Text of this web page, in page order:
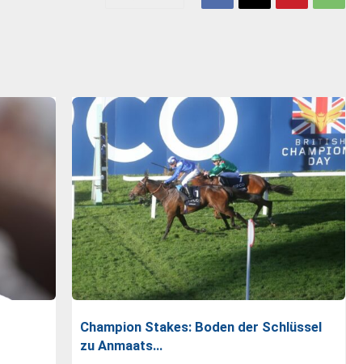
Champion Stakes: Boden der Schlüssel
zu Anmaats…